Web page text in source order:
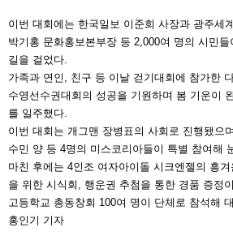
이번 대회에는 한국일보 이준희 사장과 광주세
박기홍 문화홍보본부장 등 2,000여 명의 시민
길을 걸었다.
가족과 연인, 친구 등 이날 걷기대회에 참가한
수영선수권대회의 성공을 기원하며 봄 기운이
를 일주했다.
이번 대회는 개그맨 장병표의 사회로 진행됐으
수민 양 등 4명의 미스코리아들이 특별 참여해
마친 후에는 4인조 여자아이돌 시크엔젤의 흥
을 위한 시식회, 행운권 추첨을 통한 경품 증정
고등학교 총동창회 100여 명이 단체로 참석해
홍인기 기자